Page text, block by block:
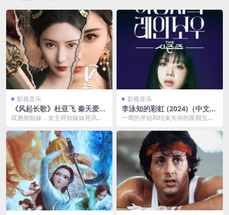
影视音乐
《风起长歌》杜亚飞 秦天爱
最新上线古装复仇短剧全集
双胞胎姐妹，女主得知妹妹死讯
份，复仇开始…
影视音乐
李泳知的彩虹 (2024)（中文字
幕 06 集）
一周的开始和结束共存的星期五晚
所...